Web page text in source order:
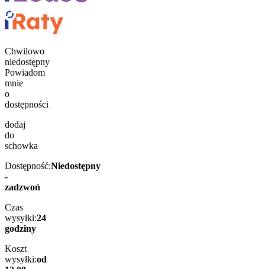
Chwilowo
niedostępny
Powiadom
mnie
o
dostępności
dodaj
do
schowka
Dostępność:Niedostępny
-
zadzwoń
Czas
wysyłki:24
godziny
Koszt
wysyłki:od